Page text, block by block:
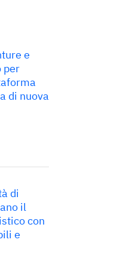
e
per
di nuova
di
il
con
e